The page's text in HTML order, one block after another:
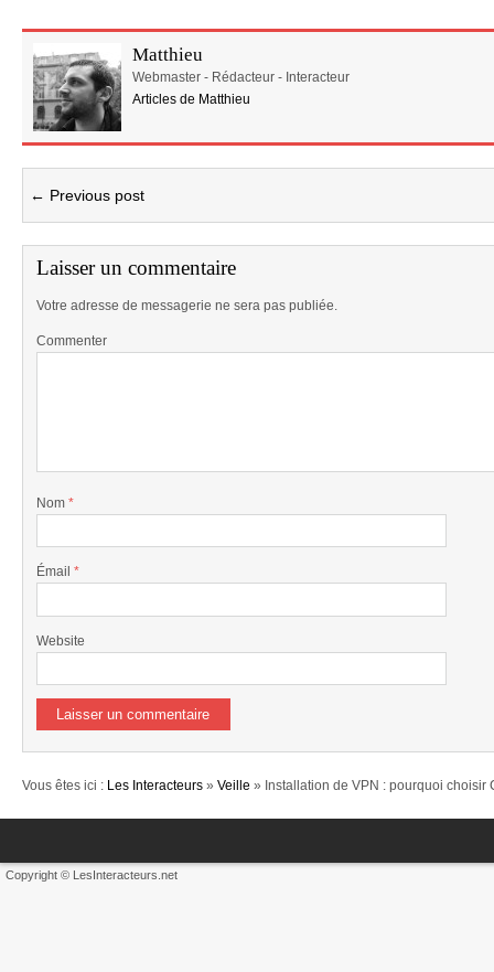
Matthieu
Webmaster - Rédacteur - Interacteur
Articles de Matthieu
← Previous post
Laisser un commentaire
Votre adresse de messagerie ne sera pas publiée.
Commenter
Nom *
Émail *
Website
Vous êtes ici : Les Interacteurs » Veille » Installation de VPN : pourquoi choisir
Copyright © LesInteracteurs.net